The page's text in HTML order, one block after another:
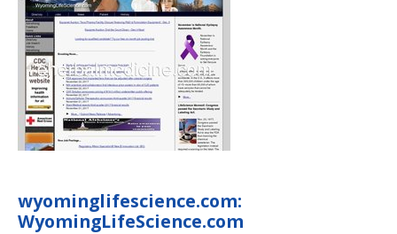
wyominglifescience.com:
WyomingLifeScience.com